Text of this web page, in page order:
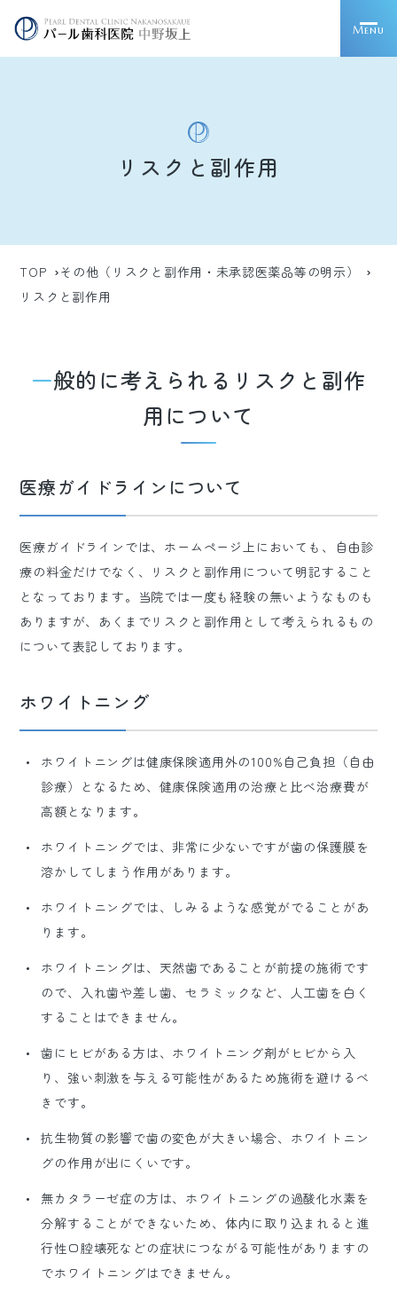
Menu
リスクと副作用
TOP
その他（リスクと副作用・未承認医薬品等の明示）
リスクと副作用
一般的に考えられるリスクと副作
用について
医療ガイドラインについて
医療ガイドラインでは、ホームページ上においても、自由診
療の料金だけでなく、リスクと副作用について明記すること
となっております。当院では一度も経験の無いようなものも
ありますが、あくまでリスクと副作用として考えられるもの
について表記しております。
ホワイトニング
ホワイトニングは健康保険適用外の100%自己負担（自由
診療）となるため、健康保険適用の治療と比べ治療費が
高額となります。
ホワイトニングでは、非常に少ないですが歯の保護膜を
溶かしてしまう作用があります。
ホワイトニングでは、しみるような感覚がでることがあ
ります。
ホワイトニングは、天然歯であることが前提の施術です
ので、入れ歯や差し歯、セラミックなど、人工歯を白く
することはできません。
歯にヒビがある方は、ホワイトニング剤がヒビから入
り、強い刺激を与える可能性があるため施術を避けるべ
きです。
抗生物質の影響で歯の変色が大きい場合、ホワイトニン
グの作用が出にくいです。
無カタラーゼ症の方は、ホワイトニングの過酸化水素を
分解することができないため、体内に取り込まれると進
行性口腔壊死などの症状につながる可能性がありますの
でホワイトニングはできません。